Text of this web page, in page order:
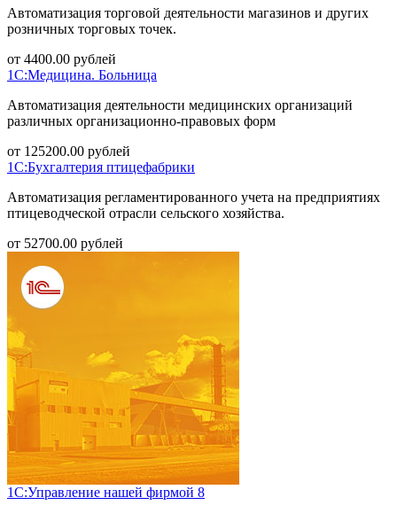
Автоматизация торговой деятельности магазинов и других
розничных торговых точек.
от 4400.00 рублей
1С:Медицина. Больница
Автоматизация деятельности медицинских организаций
различных организационно-правовых форм
от 125200.00 рублей
1С:Бухгалтерия птицефабрики
Автоматизация регламентированного учета на предприятиях
птицеводческой отрасли сельского хозяйства.
от 52700.00 рублей
1С:Управление нашей фирмой 8